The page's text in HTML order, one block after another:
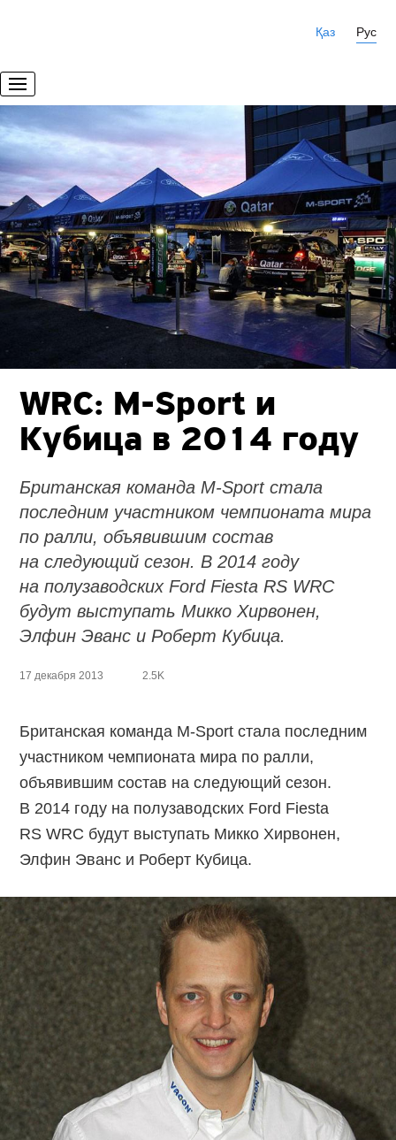
Қаз Рус
WRC: M-Sport и
Кубица в 2014 году
Британская команда M-Sport стала
последним участником чемпионата мира
по ралли, объявившим состав
на следующий сезон. В 2014 году
на полузаводских Ford Fiesta RS WRC
будут выступать Микко Хирвонен,
Элфин Эванс и Роберт Кубица.
17 декабря 2013 2.5K
Британская команда M-Sport стала последним
участником чемпионата мира по ралли,
объявившим состав на следующий сезон.
В 2014 году на полузаводских Ford Fiesta
RS WRC будут выступать Микко Хирвонен,
Элфин Эванс и Роберт Кубица.